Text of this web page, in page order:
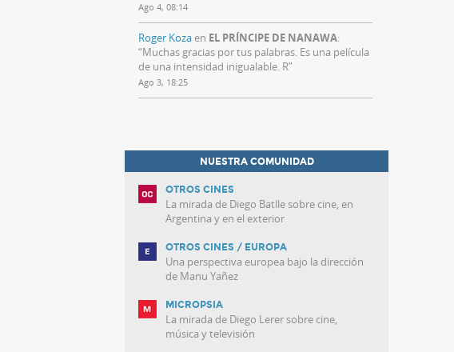
Ago 4, 08:14
Roger Kozaen EL PRÍNCIPE DE NANAWA:
“Muchas gracias por tus palabras. Es una película
de una intensidad inigualable. R”
Ago 3, 18:25
NUESTRA COMUNIDAD
OTROS CINES
La mirada de Diego Batlle sobre cine, en
Argentina y en el exterior
OTROS CINES / EUROPA
Una perspectiva europea bajo la dirección
de Manu Yañez
MICROPSIA
La mirada de Diego Lerer sobre cine,
música y televisión